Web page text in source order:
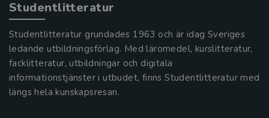
Studentlitteratur
Studentlitteratur grundades 1963 och är idag Sveriges
ledande utbildningsförlag. Med läromedel, kurslitteratur,
facklitteratur, utbildningar och digitala
informationstjänster i utbudet, finns Studentlitteratur med
längs hela kunskapsresan.